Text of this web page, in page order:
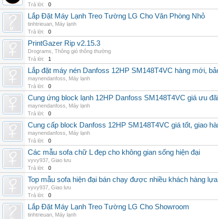
Trả lời:
0
Lắp Đặt Máy Lạnh Treo Tường LG Cho Văn Phòng Nhỏ
tinhtrieuan Máy lạnh
Trả lời:
0
PrintGazer Rip v2.15.3
Drograms Thông gió thông thường
Trả lời:
1
Lắp đặt máy nén Danfoss 12HP SM148T4VC hàng mới,
maynendanfoss
Máy lạnh
Trả lời:
0
Cung ứng block lạnh 12HP Danfoss SM148T4VC giá ưu
maynendanfoss
Máy lạnh
Trả lời:
0
Cung cấp block Danfoss 12HP SM148T4VC giá tốt, giao
maynendanfoss
Máy lạnh
Trả lời:
0
Các mẫu sofa chữ L đẹp cho không gian sống hiện đại
vyvy937 Giao lưu
Trả lời:
0
Top mẫu sofa hiện đại bán chạy được nhiều khách hàng
vyvy937 Giao lưu
Trả lời:
0
Lắp Đặt Máy Lạnh Treo Tường LG Cho Showroom
tinhtrieuan Máy lạnh